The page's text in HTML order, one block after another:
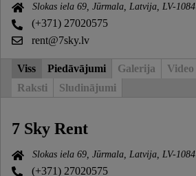
Slokas iela 69, Jūrmala, Latvija, LV-1084
(+371) 27020575
rent@7sky.lv
Viss Piedāvājumi Galerija Video
Raksti
Sludinājumi
7 Sky Rent
Slokas iela 69, Jūrmala, Latvija, LV-1084
(+371) 27020575